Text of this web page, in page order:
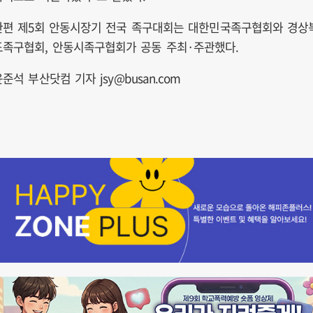
편 제5회 안동시장기 전국 족구대회는 대한민국족구협회와 경상
구협회, 안동시족구협회가 공동 주최·주관했다.
준석 부산닷컴 기자 jsy@busan.com